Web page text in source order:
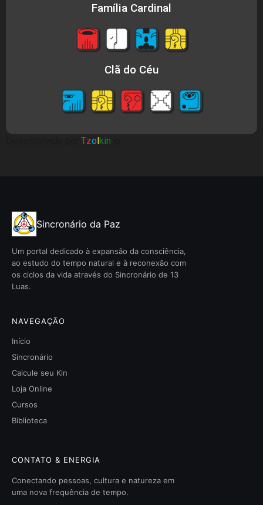
Família Cardinal
Clã do Céu
Tzolkin
Sincronário da Paz
Um portal dedicado à expansão da consciência,
ao estudo do tempo natural e à reconexão com
os ciclos da vida através do Sincronário de 13
Luas.
NAVEGAÇÃO
Início
Sincronário
Calcule seu Kin
Loja Online
Cursos
Biblioteca
CONTATO & ENERGIA
Conectando pessoas, cultura e natureza em
uma nova frequência de tempo.